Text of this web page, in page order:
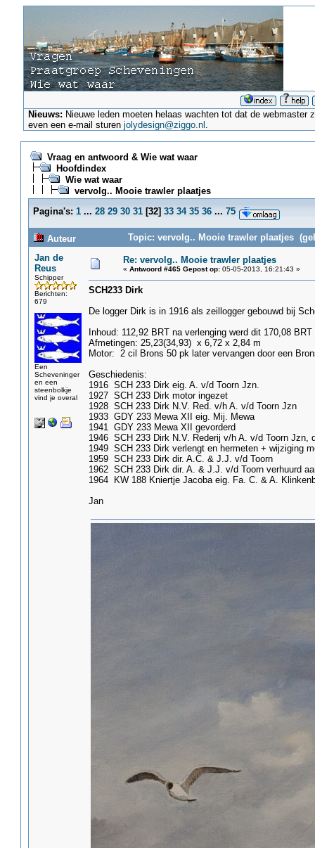
Nieuws: Nieuwe leden moeten helaas wachten tot dat de
even een e-mail sturenjolydesign@ziggo.nl .
Vraag en antwoord & Wie wat waar
Hoofdindex
Wie wat waar
vervolg.. Mooie trawler plaatjes
Pagina's: 1 ... 28 29 30 31[32] 33 34 35 36 ... 75
Auteur
Topic: vervolg.. Mooie trawler plaatjes
Jan de
Reus
Schipper
Berichten:
679
Een
Scheveninger
en een
steenbolkje
vind je overal
Re: vervolg.. Mooie trawler plaatjes
« Antwoord #465 Gepost op:05-05-2013, 16:21:43 »
SCH233 Dirk
De logger Dirk is in 1916 als zeillogger gebouwd bij
Inhoud: 112,92 BRT na verlenging werd dit 170,08 BRT
Afmetingen: 25,23(34,93) x 6,72 x 2,84 m
Motor: 2 cil Brons 50 pk later vervangen door een
Geschiedenis:
1916 SCH 233 Dirk eig. A. v/d Toorn Jzn.
1927 SCH 233 Dirk motor ingezet
1928 SCH 233 Dirk N.V. Red. v/h A. v/d Toorn Jzn
1933 GDY 233 Mewa XII eig. Mij. Mewa
1941 GDY 233 Mewa XII gevorderd
1946 SCH 233 Dirk N.V. Rederij v/h A. v/d Toorn Jzn,
1949 SCH 233 Dirk verlengt en hermeten + wijziging
1959 SCH 233 Dirk dir. A.C. & J.J. v/d Toorn
1962 SCH 233 Dirk dir. A. & J.J. v/d Toorn verhuurd
1964 KW 188 Kniertje Jacoba eig. Fa. C. & A.
Jan